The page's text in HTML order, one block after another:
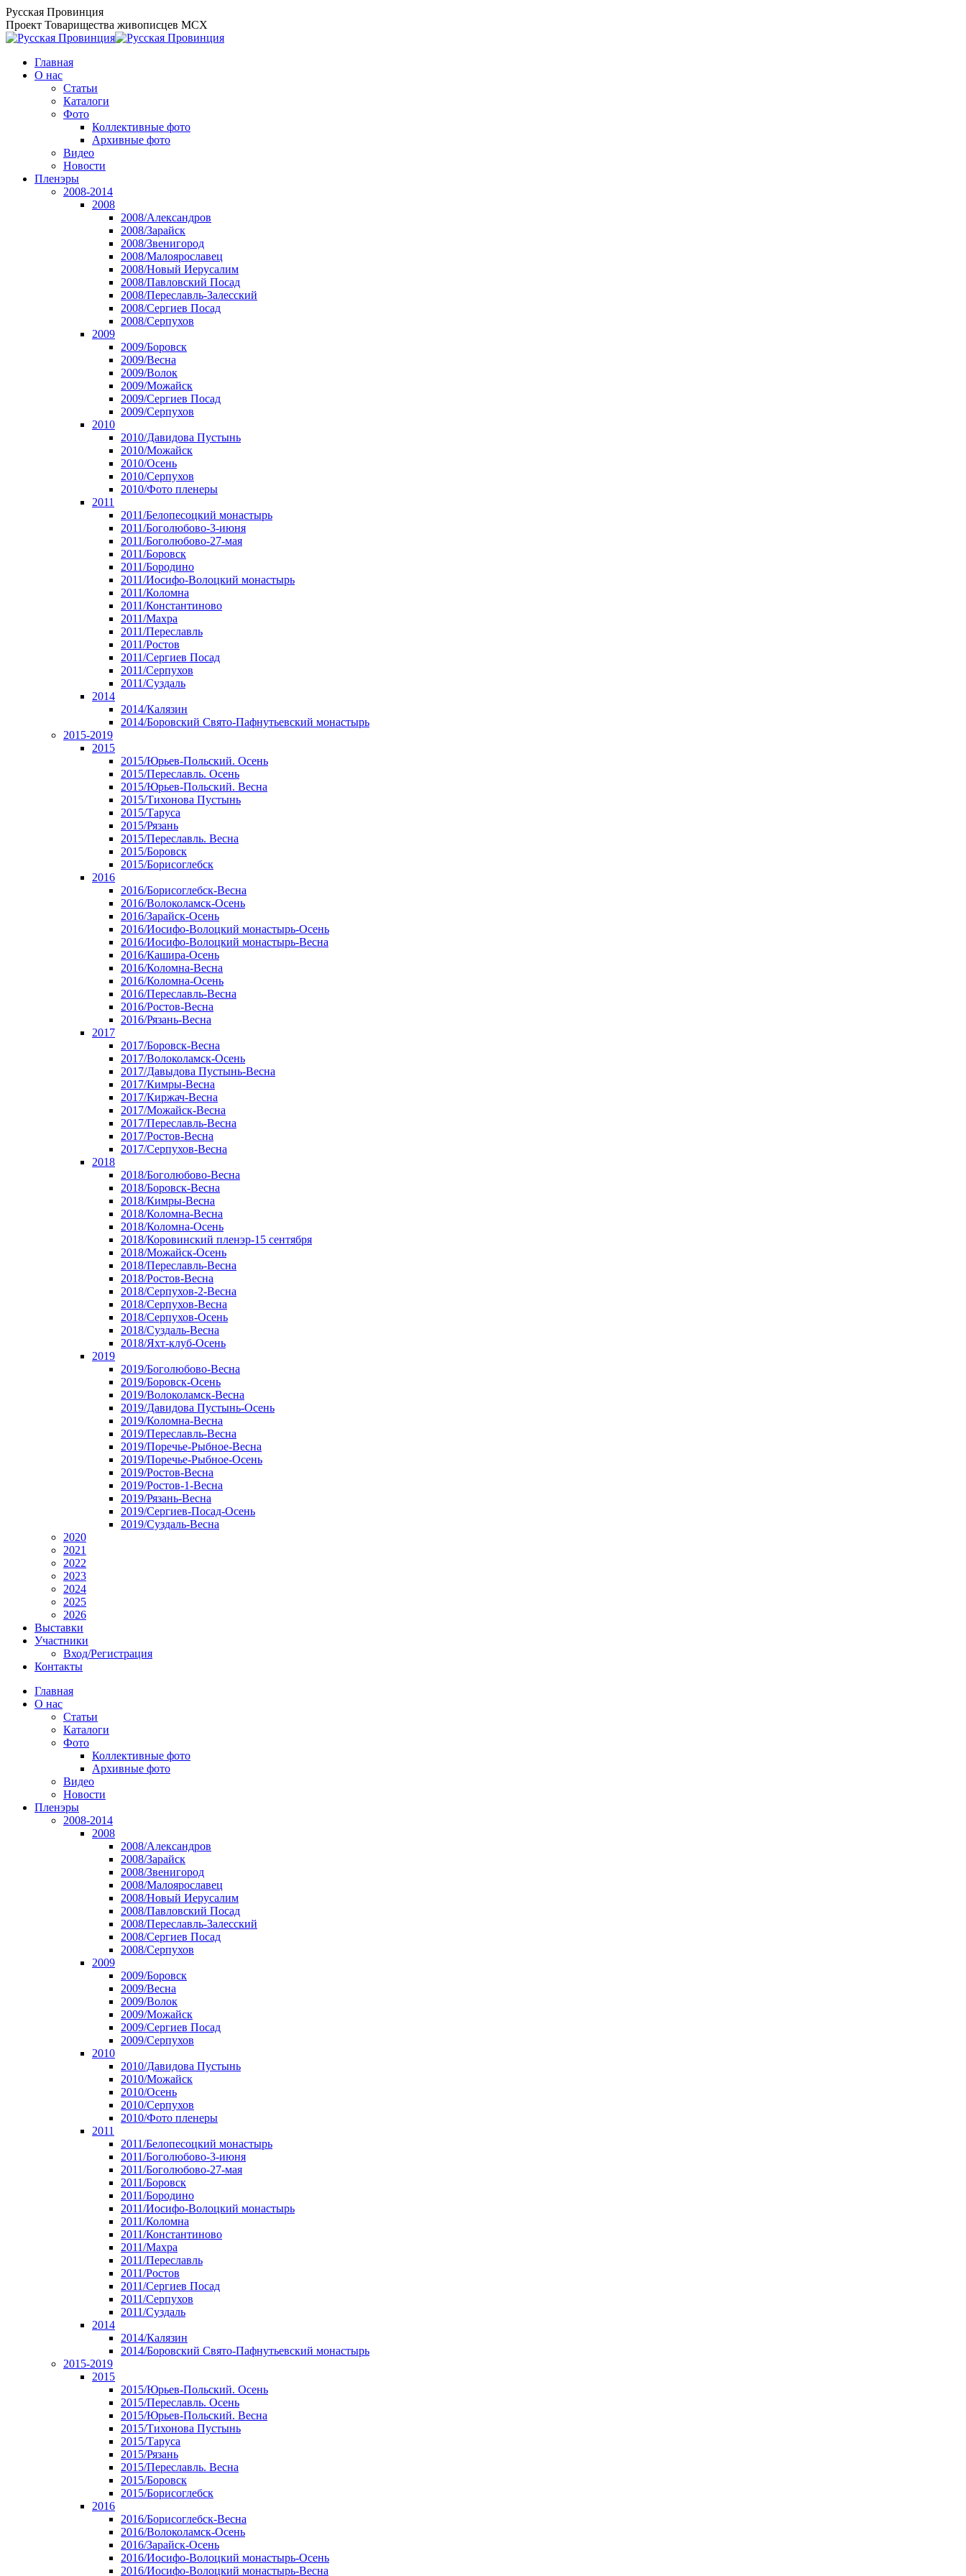
Перейти
к
содержанию
Русская Провинция
Проект Товарищества живописцев МСХ
Главная
О нас
Статьи
Каталоги
Фото
Коллективные фото
Архивные фото
Видео
Новости
Пленэры
2008-2014
2008
2008/Александров
2008/Зарайск
2008/Звенигород
2008/Малоярославец
2008/Новый Иерусалим
2008/Павловский Посад
2008/Переславль-Залесский
2008/Сергиев Посад
2008/Серпухов
2009
2009/Боровск
2009/Весна
2009/Волок
2009/Можайск
2009/Сергиев Посад
2009/Серпухов
2010
2010/Давидова Пустынь
2010/Можайск
2010/Осень
2010/Серпухов
2010/Фото пленеры
2011
2011/Белопесоцкий монастырь
2011/Боголюбово-3-июня
2011/Боголюбово-27-мая
2011/Боровск
2011/Бородино
2011/Иосифо-Волоцкий монастырь
2011/Коломна
2011/Константиново
2011/Махра
2011/Переславль
2011/Ростов
2011/Сергиев Посад
2011/Серпухов
2011/Суздаль
2014
2014/Калязин
2014/Боровский Свято-Пафнутьевский монастырь
2015-2019
2015
2015/Юрьев-Польский. Осень
2015/Переславль. Осень
2015/Юрьев-Польский. Весна
2015/Тихонова Пустынь
2015/Таруса
2015/Рязань
2015/Переславль. Весна
2015/Боровск
2015/Борисоглебск
2016
2016/Борисоглебск-Весна
2016/Волоколамск-Осень
2016/Зарайск-Осень
2016/Иосифо-Волоцкий монастырь-Осень
2016/Иосифо-Волоцкий монастырь-Весна
2016/Кашира-Осень
2016/Коломна-Весна
2016/Коломна-Осень
2016/Переславль-Весна
2016/Ростов-Весна
2016/Рязань-Весна
2017
2017/Боровск-Весна
2017/Волоколамск-Осень
2017/Давыдова Пустынь-Весна
2017/Кимры-Весна
2017/Киржач-Весна
2017/Можайск-Весна
2017/Переславль-Весна
2017/Ростов-Весна
2017/Серпухов-Весна
2018
2018/Боголюбово-Весна
2018/Боровск-Весна
2018/Кимры-Весна
2018/Коломна-Весна
2018/Коломна-Осень
2018/Коровинский пленэр-15 сентября
2018/Можайск-Осень
2018/Переславль-Весна
2018/Ростов-Весна
2018/Серпухов-2-Весна
2018/Серпухов-Весна
2018/Серпухов-Осень
2018/Суздаль-Весна
2018/Яхт-клуб-Осень
2019
2019/Боголюбово-Весна
2019/Боровск-Осень
2019/Волоколамск-Весна
2019/Давидова Пустынь-Осень
2019/Коломна-Весна
2019/Переславль-Весна
2019/Поречье-Рыбное-Весна
2019/Поречье-Рыбное-Осень
2019/Ростов-Весна
2019/Ростов-1-Весна
2019/Рязань-Весна
2019/Сергиев-Посад-Осень
2019/Суздаль-Весна
2020
2021
2022
2023
2024
2025
2026
Выставки
Участники
Вход/Регистрация
Контакты
Главная
О нас
Статьи
Каталоги
Фото
Коллективные фото
Архивные фото
Видео
Новости
Пленэры
2008-2014
2008
2008/Александров
2008/Зарайск
2008/Звенигород
2008/Малоярославец
2008/Новый Иерусалим
2008/Павловский Посад
2008/Переславль-Залесский
2008/Сергиев Посад
2008/Серпухов
2009
2009/Боровск
2009/Весна
2009/Волок
2009/Можайск
2009/Сергиев Посад
2009/Серпухов
2010
2010/Давидова Пустынь
2010/Можайск
2010/Осень
2010/Серпухов
2010/Фото пленеры
2011
2011/Белопесоцкий монастырь
2011/Боголюбово-3-июня
2011/Боголюбово-27-мая
2011/Боровск
2011/Бородино
2011/Иосифо-Волоцкий монастырь
2011/Коломна
2011/Константиново
2011/Махра
2011/Переславль
2011/Ростов
2011/Сергиев Посад
2011/Серпухов
2011/Суздаль
2014
2014/Калязин
2014/Боровский Свято-Пафнутьевский монастырь
2015-2019
2015
2015/Юрьев-Польский. Осень
2015/Переславль. Осень
2015/Юрьев-Польский. Весна
2015/Тихонова Пустынь
2015/Таруса
2015/Рязань
2015/Переславль. Весна
2015/Боровск
2015/Борисоглебск
2016
2016/Борисоглебск-Весна
2016/Волоколамск-Осень
2016/Зарайск-Осень
2016/Иосифо-Волоцкий монастырь-Осень
2016/Иосифо-Волоцкий монастырь-Весна